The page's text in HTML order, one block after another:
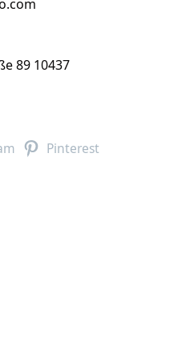
89 10437
Pinterest